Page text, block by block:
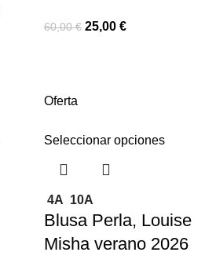
60,00€ 25,00 €
Oferta
Seleccionar opciones
4A 10A
Blusa Perla, Louise
Misha verano 2026